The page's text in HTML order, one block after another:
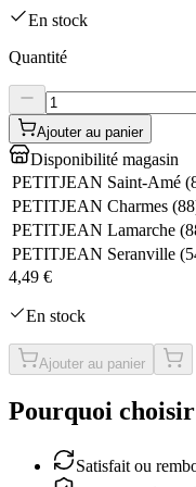
En stock
Quantité
Ajouter au panier
Disponibilité magasin
PETITJEAN Saint-Amé (
PETITJEAN Charmes (88
PETITJEAN Lamarche (
PETITJEAN Seranville (
4,49 €
En stock
Ajouter au panier
Pourquoi
Satisfait ou